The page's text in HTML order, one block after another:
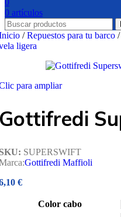
0
0 artículos
/ Repuestos para tu barco /
ligera
para ampliar
SUPERSWIFT
Gottifredi Maffioli
€
Color cabo